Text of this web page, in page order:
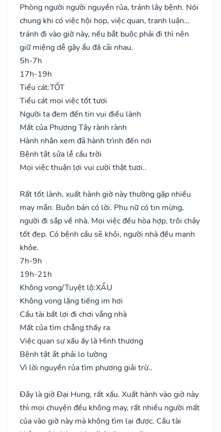
Phòng người người nguyền rủa, tránh lây bệnh. Nói
chung khi có việc hội họp, việc quan, tranh luận…
tránh đi vào giờ này, nếu bắt buộc phải đi thì nên
giữ miệng dễ gây ẩu đả cãi nhau.
5h-7h
17h-19h
Tiểu cát:TỐT
Tiểu cát mọi việc tốt tươi
Người ta đem đến tin vui điều lành
Mất của Phương Tây rành rành
Hành nhân xem đã hành trình đến nơi
Bệnh tật sửa lễ cầu trời
Mọi việc thuận lợi vui cười thật tươi..
Rất tốt lành, xuất hành giờ này thường gặp nhiều
may mắn. Buôn bán có lời. Phụ nữ có tin mừng,
người đi sắp về nhà. Mọi việc đều hòa hợp, trôi chảy
tốt đẹp. Có bệnh cầu sẽ khỏi, người nhà đều mạnh
khỏe.
7h-9h
19h-21h
Không vong/Tuyệt lộ:XẤU
Không vong lặng tiếng im hơi
Cầu tài bất lợi đi chơi vắng nhà
Mất của tìm chẳng thấy ra
Việc quan sự xấu ấy là Hình thương
Bệnh tật ắt phải lo lường
Vì lời nguyền rủa tìm phương giải trừ..
Đây là giờ Đại Hung, rất xấu. Xuất hành vào giờ này
thì mọi chuyện đều không may, rất nhiều người mất
của vào giờ này mà không tìm lại được. Cầu tài